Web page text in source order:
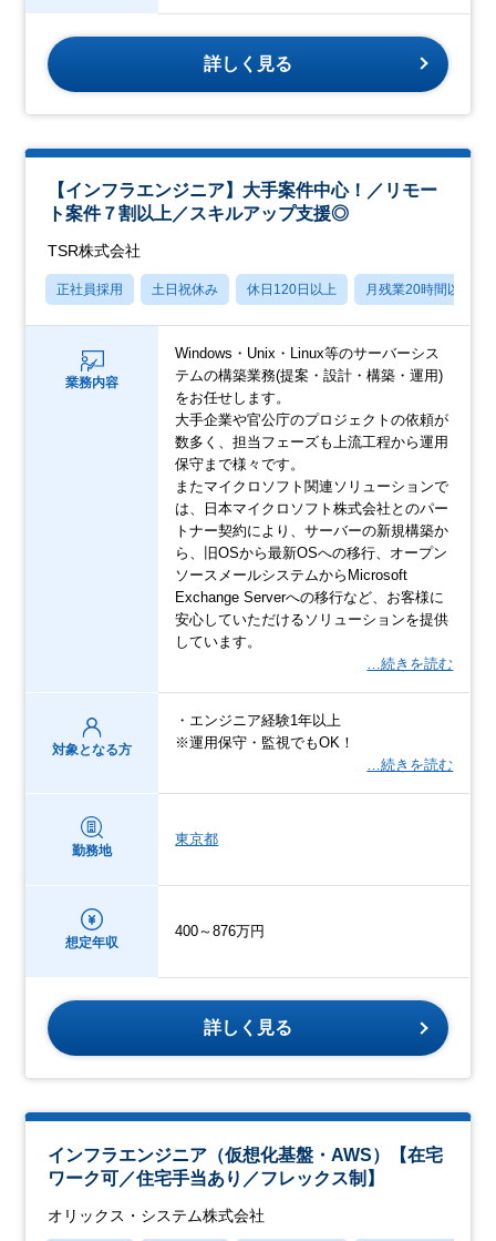
詳しく見る
【インフラエンジニア】大手案件中心！／リモー
ト案件７割以上／スキルアップ支援◎
TSR株式会社
正社員採用 土日祝休み 休日120日以上 月残業20時間以内
業務内容
Windows・Unix・Linux等のサーバーシス
テムの構築業務(提案・設計・構築・運用)
をお任せします。
大手企業や官公庁のプロジェクトの依頼が
数多く、担当フェーズも上流工程から運用
保守まで様々です。
またマイクロソフト関連ソリューションで
は、日本マイクロソフト株式会社とのパー
トナー契約により、サーバーの新規構築か
ら、旧OSから最新OSへの移行、オープン
ソースメールシステムからMicrosoft
Exchange Serverへの移行など、お客様に
安心していただけるソリューションを提供
しています。
…続きを読む
対象となる方
・エンジニア経験1年以上
※運用保守・監視でもOK！
…続きを読む
勤務地
東京都
想定年収
400～876万円
詳しく見る
インフラエンジニア（仮想化基盤・AWS）【在宅
ワーク可／住宅手当あり／フレックス制】
オリックス・システム株式会社